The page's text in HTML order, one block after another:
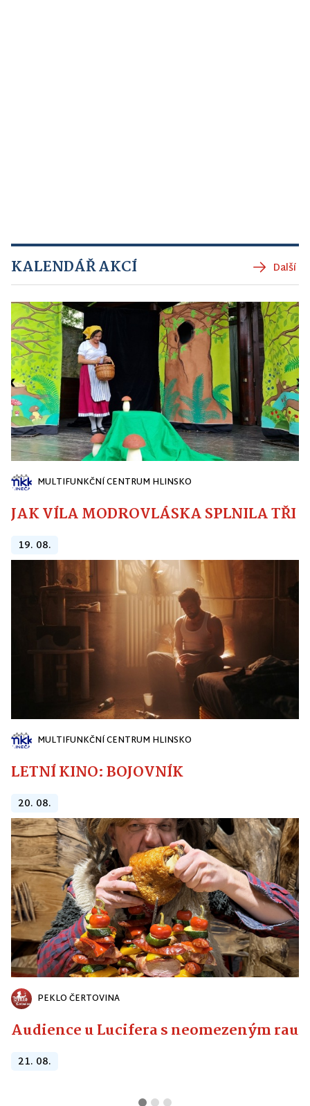
KALENDÁŘ AKCÍ Další
MULTIFUNKČNÍ CENTRUM HLINSKO
JAK VÍLA MODROVLÁSKA SPLNILA
19. 08.
MULTIFUNKČNÍ CENTRUM HLINSKO
LETNÍ KINO: BOJOVNÍK
20. 08.
PEKLO ČERTOVINA
Audience u Lucifera s neomezeným
21. 08.